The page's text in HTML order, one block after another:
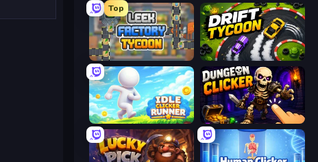
Top
Leek Factory Tycoon Drift Tycoon
Idle Clicker Runner Dungeon Clicker